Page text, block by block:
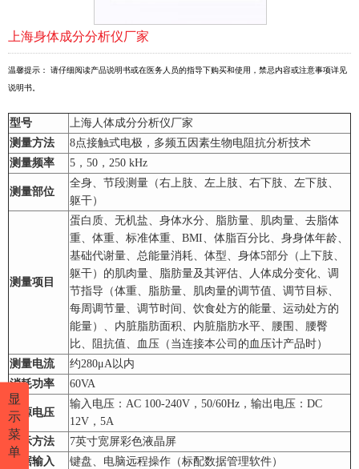
上海身体成分分析仪厂家
温馨提示： 请仔细阅读产品说明书或在医务人员的指导下购买和使用，禁忌内容或注意事项详见
说明书。
型号
上海人体成分分析仪厂家
测量方法
8点接触式电极，多频五因素生物电阻抗分析技术
测量频率
5，50，250 kHz
测量部位
全身、节段测量（右上肢、左上肢、右下肢、左下肢、
躯干）
测量项目
蛋白质、无机盐、身体水分、脂肪量、肌肉量、去脂体
重、体重、标准体重、BMI、体脂百分比、身身体年龄、
基础代谢量、总能量消耗、体型、身体5部分（上下肢、
躯干）的肌肉量、脂肪量及其评估、人体成分变化、调
节指导（体重、脂肪量、肌肉量的调节值、调节目标、
每周调节量、调节时间、饮食处方的能量、运动处方的
能量）、内脏脂肪面积、内脏脂肪水平、腰围、腰臀
比、阻抗值、血压（当连接本公司的血压计产品时）
测量电流
约280μA以内
消耗功率
60VA
电源电压
输入电压：AC 100-240V，50/60Hz，输出电压：DC
12V，5A
显示方法
7英寸宽屏彩色液晶屏
数据输入
键盘、电脑远程操作（标配数据管理软件）
显
示
菜
单